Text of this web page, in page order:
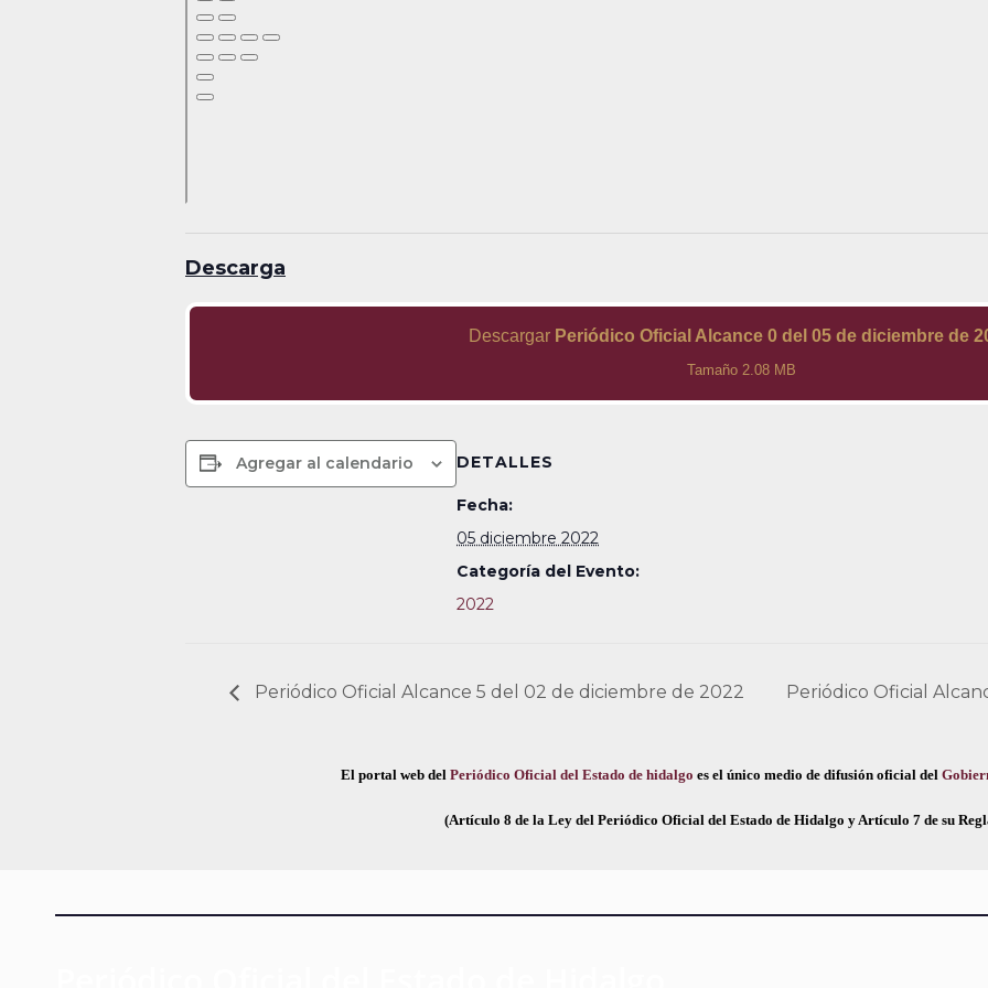
Descarga
Descargar Periódico Oficial Alcance 0 del 05 de diciembre de
Tamaño 2.08 MB
Agregar al calendario DETALLES
Fecha:
05 diciembre 2022
Categoría del Evento:
2022
Periódico Oficial Alcance 5 del 02 de diciembre de 2022 Periódico Oficial
El portal web del Periódico Oficial del Estado de hidalgo es el único medio de difusión oficial del
(Artículo 8 de la Ley del Periódico Oficial del Estado de Hidalgo y Artículo 7 de su